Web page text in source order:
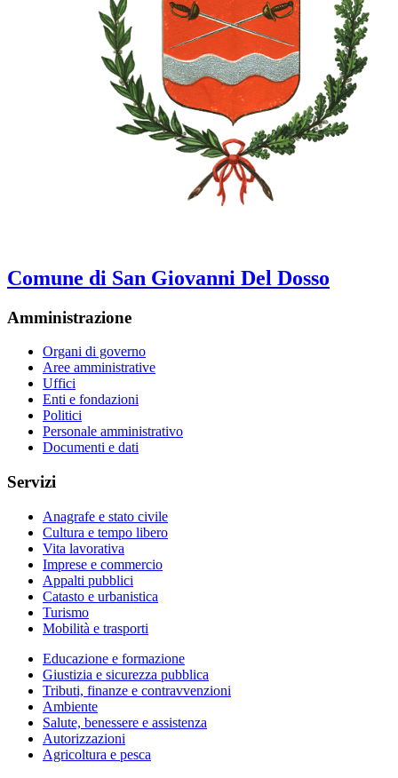
Comune di San Giovanni Del Dosso
Amministrazione
Organi di governo
Aree amministrative
Uffici
Enti e fondazioni
Politici
Personale amministrativo
Documenti e dati
Servizi
Anagrafe e stato civile
Cultura e tempo libero
Vita lavorativa
Imprese e commercio
Appalti pubblici
Catasto e urbanistica
Turismo
Mobilità e trasporti
Educazione e formazione
Giustizia e sicurezza pubblica
Tributi, finanze e contravvenzioni
Ambiente
Salute, benessere e assistenza
Autorizzazioni
Agricoltura e pesca